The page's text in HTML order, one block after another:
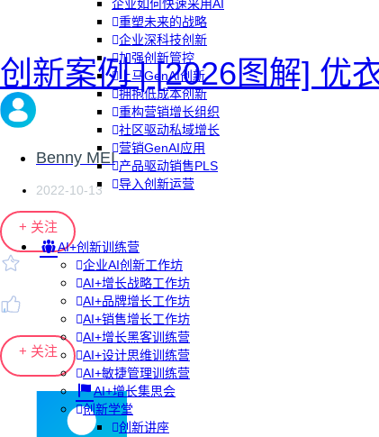
企业如何快速采用AI
重塑未来的战略
企业深科技创新
加强创新管控
上马GenAI创新
拥抱低成本创新
重构营销增长组织
社区驱动私域增长
营销GenAI应用
产品驱动销售PLS
导入创新运营
AI+创新训练营
企业AI创新工作坊
AI+增长战略工作坊
AI+品牌增长工作坊
AI+销售增长工作坊
AI+增长黑客训练营
AI+设计思维训练营
AI+敏捷管理训练营
AI+增长集思会
创新学堂
创新讲座
创新案例 | [2026图解] 优
Benny MEI
2022-10-13
+ 关注
+ 关注